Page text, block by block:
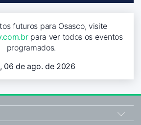
futuros para Osasco, visite
para ver todos os eventos
programados.
06 de ago. de 2026